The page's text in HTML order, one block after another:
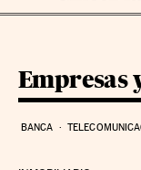
Empresas
BANCA